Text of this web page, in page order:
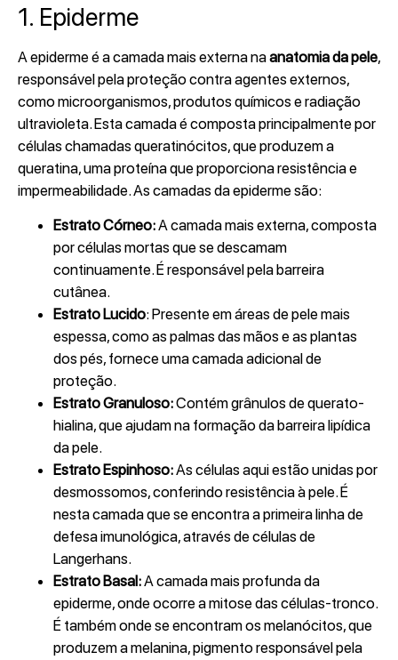
1. Epiderme
A epiderme é a camada mais externa naanatomia da pele,
responsável pela proteção contra agentes externos,
como microorganismos, produtos químicos e radiação
ultravioleta. Esta camada é composta principalmente por
células chamadas queratinócitos, que produzem a
queratina, uma proteína que proporciona resistência e
impermeabilidade. As camadas da epiderme são:
Estrato Córneo:A camada mais externa, composta
por células mortas que se descamam
continuamente. É responsável pela barreira
cutânea.
Estrato Lucido: Presente em áreas de pele mais
espessa, como as palmas das mãos e as plantas
dos pés, fornece uma camada adicional de
proteção.
Estrato Granuloso:Contém grânulos de querato-
hialina, que ajudam na formação da barreira lipídica
da pele.
Estrato Espinhoso:As células aqui estão unidas por
desmossomos, conferindo resistência à pele. É
nesta camada que se encontra a primeira linha de
defesa imunológica, através de células de
Langerhans.
Estrato Basal:A camada mais profunda da
epiderme, onde ocorre a mitose das células-tronco.
É também onde se encontram os melanócitos, que
produzem a melanina, pigmento responsável pela